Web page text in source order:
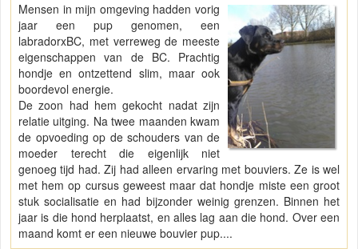
Mensen in mijn omgeving hadden vorig
jaar een pup genomen, een
labradorxBC, met verreweg de meeste
eigenschappen van de BC. Prachtig
hondje en ontzettend slim, maar ook
boordevol energie.
De zoon had hem gekocht nadat zijn
relatie uitging. Na twee maanden kwam
de opvoeding op de schouders van de
moeder terecht die eigenlijk niet
genoeg tijd had. Zij had alleen ervaring met bouviers. Ze is wel
met hem op cursus geweest maar dat hondje miste een groot
stuk socialisatie en had bijzonder weinig grenzen. Binnen het
jaar is die hond herplaatst, en alles lag aan die hond. Over een
maand komt er een nieuwe bouvier pup....